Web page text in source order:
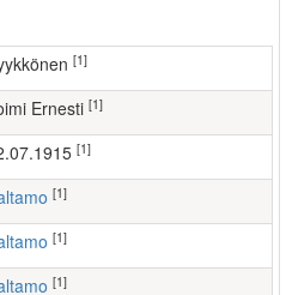
[1]
Ernesti [1]
[1]
[1]
[1]
[1]